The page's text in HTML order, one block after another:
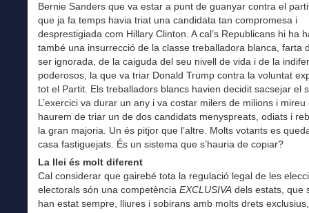
Bernie Sanders que va estar a punt de guanyar contra el
que ja fa temps havia triat una candidata tan compromesa i
desprestigiada com Hillary Clinton. A cal’s Republicans hi ha
també una insurrecció de la classe treballadora blanca, farta
ser ignorada, de la caiguda del seu nivell de vida i de la
poderosos, la que va triar Donald Trump contra la voluntat
tot el Partit. Els treballadors blancs havien decidit sacsejar el
L’exercici va durar un any i va costar milers de milions i
haurem de triar un de dos candidats menyspreats, odiats i
la gran majoria. Un és pitjor que l’altre. Molts votants es
casa fastiguejats. És un sistema que s’hauria de copiar?
La llei és molt diferent
Cal considerar que gairebé tota la regulació legal de les
electorals són una competència EXCLUSIVA dels estats, que
han estat sempre, lliures i sobirans amb molts drets